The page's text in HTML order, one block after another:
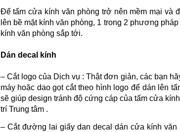
Để tấm cửa kính văn phòng trở nên mềm mại và
lên bề mặt kính văn phòng, 1 trong 2 phương
kính văn phòng sắp tới.
Dán decal kính
– Cắt logo của Dịch vụ : Thật đơn giản, các bạn
máy hoặc dao gọt cắt theo hình logo để dán lên
sẽ giúp design tránh độ cứng cáp của tấm cửa
trí Trung tâm .
– Cắt đường lai giấy dan decal dán cửa kính